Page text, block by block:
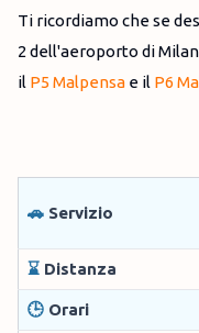
Ti ricordiamo che se
2 dell'aeroporto di
il P5 Malpensa e il P6
🚗 Servizio
⌛ Distanza
🕒 Orari